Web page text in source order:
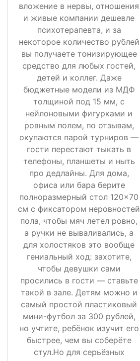
вложение в нервы, отношения
и живые компании дешевле
психотерапевта, и за
некоторое количество рублей
вы получаете тонизирующее
средство для любых гостей,
детей и коллег. Даже
бюджетные модели из МДФ
толщиной под 15 мм, с
нейлоновыми фигурками и
ровным полем, по отзывам,
окупаются парой турниров —
гости перестают тыкать в
телефоны, планшеты и ныть
про дедлайны. Для дома,
офиса или бара берите
полноразмерный стол 120×70
см с фиксатором неровностей
пола, чтобы мяч летел ровно,
а ручки не вываливались, а
для холостяков это вообще
гениальный ход: захотите,
чтобы девушки сами
просились в гости — ставьте
такой в зале. Детям можно и
самый простой пластиковый
мини-футбол за 300 рублей,
но учтите, ребёнок изучит его
быстрее, чем вы соберёте
стул.Но для серьёзных